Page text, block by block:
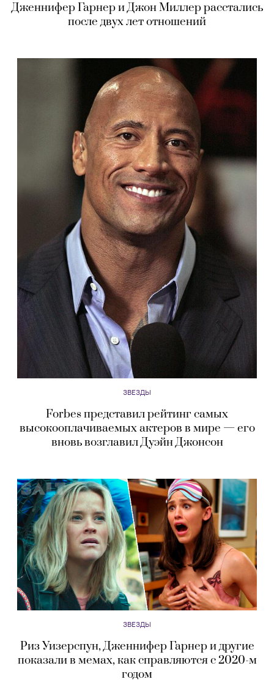
Дженнифер Гарнер и Джон Миллер расстались
после двух лет отношений
ЗВЕЗДЫ
Forbes представил рейтинг самых
высокооплачиваемых актеров в мире — его
вновь возглавил Дуэйн Джонсон
ЗВЕЗДЫ
Риз Уизерспун, Дженнифер Гарнер и другие
показали в мемах, как справляются с 2020-м
годом